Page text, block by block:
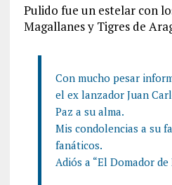
Pulido fue un estelar con
Magallanes y Tigres de
Con mucho pesar
el ex lanzador Juan
Paz a su alma.
Mis condolencias a su
fanáticos.
Adiós a “El Domador de